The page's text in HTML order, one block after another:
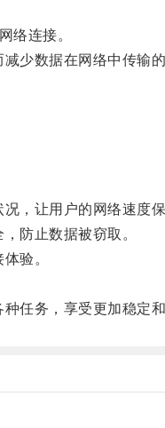
络连接。
数据在网络中传输的
，让用户的网络速度保
防止数据被窃取。
验。
务，享受更加稳定和